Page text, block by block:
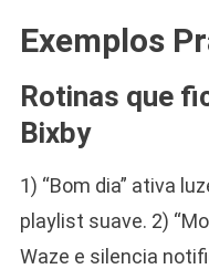
Exemplos
Rotinas que
Bixby
1) “Bom dia” ativa
playlist suave. 2)
Waze e silencia